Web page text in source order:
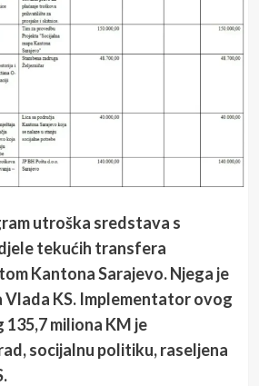
utroška sredstava s
tekućih transfera
Kantona Sarajevo. Njega je
Vlada KS. Implementator ovog
miliona KM je
socijalnu politiku, raseljena